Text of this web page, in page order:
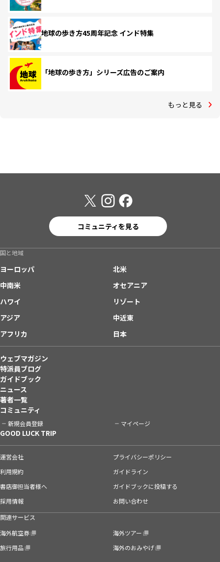
地球の歩き方45周年記念 インド特集
「地球の歩き方」シリーズ広告のご案内
もっと見る
コミュニティを見る
国と地域
ヨーロッパ
北米
中南米
オセアニア
ハワイ
リゾート
アジア
中近東
アフリカ
日本
ウェブマガジン
特派員ブログ
ガイドブック
ニュース
著者一覧
コミュニティ
新規会員登録 マイページ
GOOD LUCK TRIP
運営会社
プライバシーポリシー
利用規約
ガイドライン
書店御担当者様へ
ガイドブックに投稿する
採用情報
お問い合わせ
関連サービス
海外航空券
海外ツアー
旅行用品
海外のおみやげ